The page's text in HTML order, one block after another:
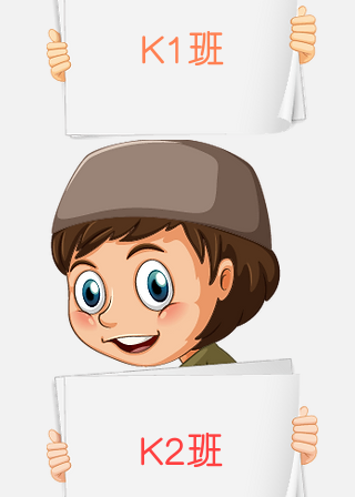
K1班
K2班